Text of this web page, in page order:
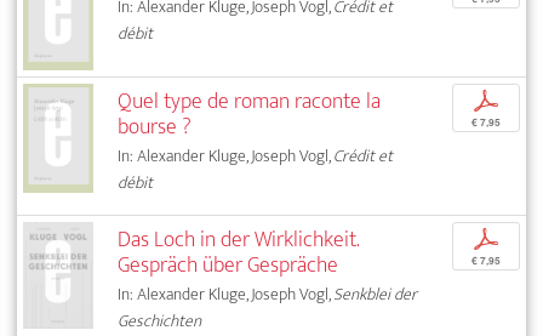
In: Alexander Kluge, Joseph Vogl,Crédit et
débit
Quel type de roman raconte la
bourse ?
In: Alexander Kluge, Joseph Vogl,Crédit et
débit
p
€ 7,95
Das Loch in der Wirklichkeit.
Gespräch über Gespräche
In: Alexander Kluge, Joseph Vogl,Senkblei der
Geschichten
p
€ 7,95